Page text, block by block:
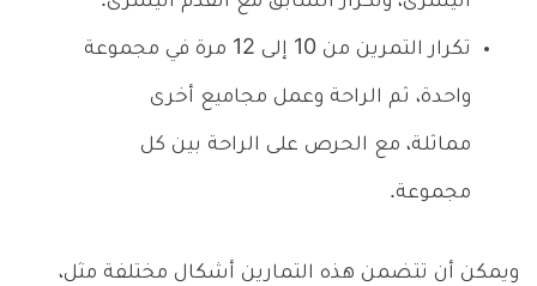
تكرار التمرين من 10 إلى 12 مرة في مجموعة
واحدة، ثم الراحة وعمل مجاميع أخرى
مماثلة، مع الحرص على الراحة بين كل
مجموعة.
ويمكن أن تتضمن هذه التمارين أشكال مختلفة مثل،